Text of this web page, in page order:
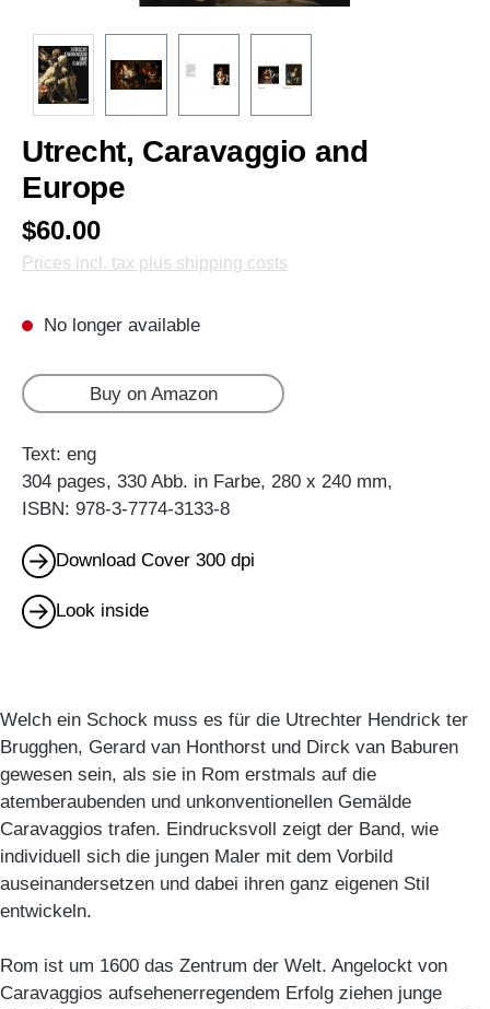
Utrecht, Caravaggio and
Europe
$60.00
Prices incl. tax plus shipping costs
No longer available
Buy on Amazon
Text: eng
304 pages, 330 Abb. in Farbe, 280 x 240 mm,
ISBN: 978-3-7774-3133-8
Download Cover 300 dpi
Look inside
Welch ein Schock muss es für die Utrechter Hendrick ter
Brugghen, Gerard van Honthorst und Dirck van Baburen
gewesen sein, als sie in Rom erstmals auf die
atemberaubenden und unkonventionellen Gemälde
Caravaggios trafen. Eindrucksvoll zeigt der Band, wie
individuell sich die jungen Maler mit dem Vorbild
auseinandersetzen und dabei ihren ganz eigenen Stil
entwickeln.
Rom ist um 1600 das Zentrum der Welt. Angelockt von
Caravaggios aufsehenerregendem Erfolg ziehen junge